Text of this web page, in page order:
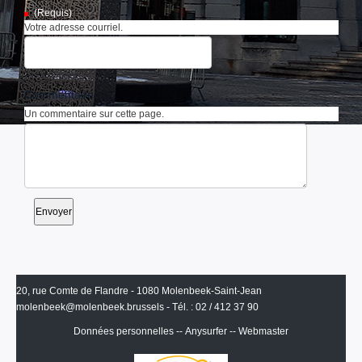
(Requis)
Votre adresse courriel.
Commentaire
Un commentaire sur cette page.
20, rue Comte de Flandre - 1080 Molenbeek-Saint-Jean
molenbeek@molenbeek.brussels - Tél. : 02 / 412 37 90
Données personnelles -- Anysurfer -- Webmaster